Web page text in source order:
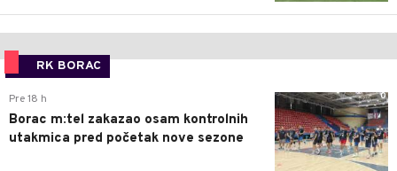
RK BORAC
0
Pre 18 h
Borac m:tel zakazao osam kontrolnih
utakmica pred početak nove sezone